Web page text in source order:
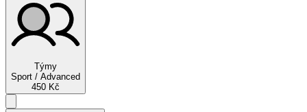
Týmy
Sport / Advanced
450 Kč